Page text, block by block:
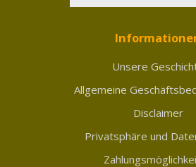
Unsere
Allgemeine
Disclaimer
Privatsphäre und